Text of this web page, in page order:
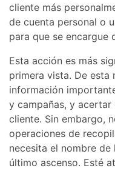
cliente más
de cuenta personal o
para que se encargue
Esta acción es más
primera vista. De esta
información
y campañas, y acertar
cliente. Sin embargo,
operaciones de
necesita el nombre
último ascenso. Esté